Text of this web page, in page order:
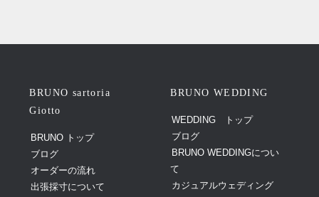
BRUNO sartoria
Giotto
BRUNO トップ
ブログ
オーダーの流れ
出張採寸について
BRUNO WEDDING
WEDDING トップ
ブログ
BRUNO WEDDINGについ
て
カジュアルウェディング